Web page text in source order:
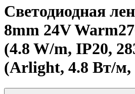
Светодиодная
8mm 24V
(4.8 W/m, IP20,
(Arlight, 4.8 Вт/м,